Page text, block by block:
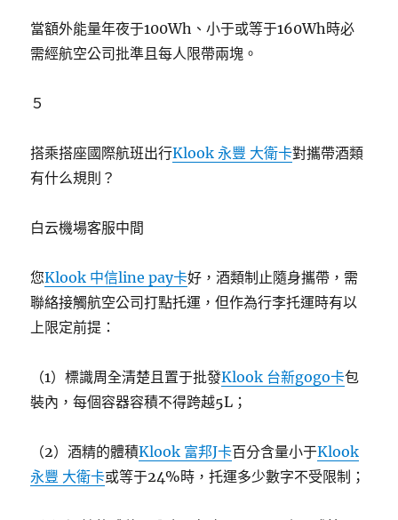
當額外能量年夜于100Wh、小于或等于160Wh時必
需經航空公司批準且每人限帶兩塊。
５
搭乘搭座國際航班出行Klook 永豐 大衛卡對攜帶酒類
有什么規則？
白云機場客服中間
您Klook 中信line pay卡好，酒類制止隨身攜帶，需
聯絡接觸航空公司打點托運，但作為行李托運時有以
上限定前提：
（1）標識周全清楚且置于批發Klook 台新gogo卡包
裝內，每個容器容積不得跨越5L；
（2）酒精的體積Klook 富邦J卡百分含量小于Klook
永豐 大衛卡或等于24%時，托運多少數字不受限制；